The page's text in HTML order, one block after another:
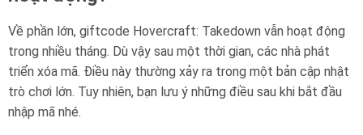
Về phần lớn, giftcode Hovercraft: Takedown vẫn hoạt động
trong nhiều tháng. Dù vậy sau một thời gian, các nhà phát
triển xóa mã. Điều này thường xảy ra trong một bản cập nhật
trò chơi lớn. Tuy nhiên, bạn lưu ý những điều sau khi bắt đầu
nhập mã nhé.